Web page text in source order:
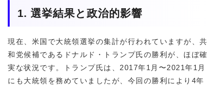
1. 選挙結果と政治的影響
現在、米国で大統領選挙の集計が行われていますが、共
和党候補であるドナルド・トランプ氏の勝利が、ほぼ確
実な状況です。トランプ氏は、2017年1月〜2021年1月
にも大統領を務めていましたが、今回の勝利により4年